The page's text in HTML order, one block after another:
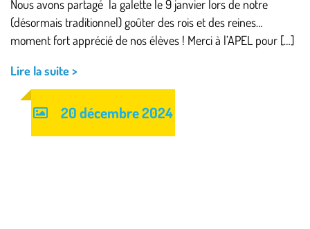
Nous avons partagé la galette le 9 janvier lors de notre
(désormais traditionnel) goûter des rois et des reines…
moment fort apprécié de nos élèves ! Merci à l’APEL pour […]
Lire la suite >
20 décembre 2024